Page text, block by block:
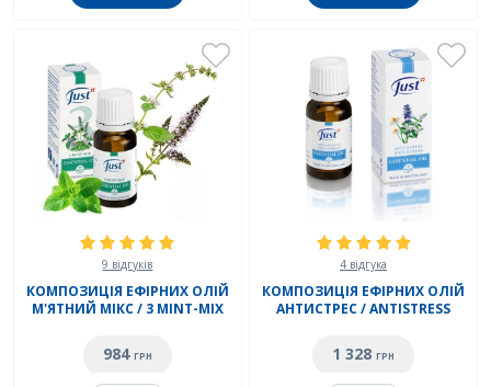
9 відгуків
КОМПОЗИЦІЯ ЕФІРНИХ ОЛІЙ
М'ЯТНИЙ МІКС / 3 MINT-MIX
984 ГРН
4 відгука
КОМПОЗИЦІЯ ЕФІРНИХ ОЛІЙ
АНТИСТРЕС / ANTISTRESS
1 328 ГРН